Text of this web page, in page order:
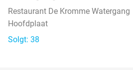
Restaurant De Kromme Watergang
Hoofdplaat
Solgt: 38